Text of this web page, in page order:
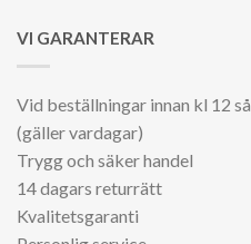
VI GARANTERAR
Vid beställningar innan kl 12
(gäller vardagar)
Trygg och säker handel
14 dagars returrätt
Kvalitetsgaranti